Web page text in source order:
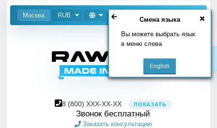
Москва RUB
Смена языка
Вы можете выбрать язык
в меню слева
8 (800) XXX-XX-XX ПОКАЗАТЬ
Звонок бесплатный
Заказать консультацию